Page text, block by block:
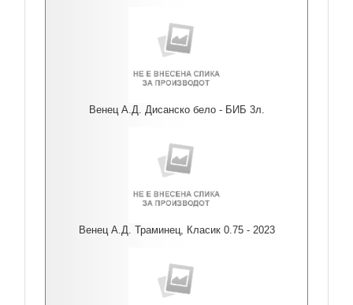
Венец А.Д. Дисанско бело - БИБ 3л.
Венец А.Д. Траминец, Класик 0.75 - 2023